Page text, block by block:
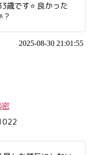
歳です⭐️ 良かった
2025-08-30 21:01:55
密